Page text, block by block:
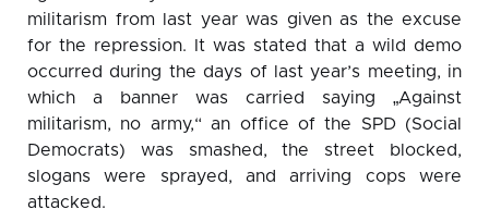
militarism from last year was given as the excuse
for the repression. It was stated that a wild demo
occurred during the days of last year’s meeting, in
which a banner was carried saying „Against
militarism, no army,“ an office of the SPD (Social
Democrats) was smashed, the street blocked,
slogans were sprayed, and arriving cops were
attacked.